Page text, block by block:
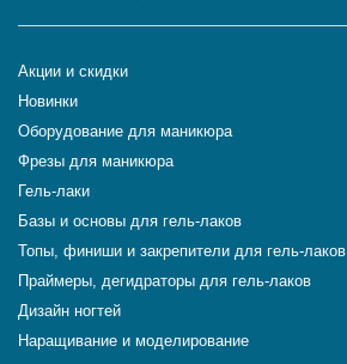
Акции и скидки
Новинки
Оборудование для маникюра
Фрезы для маникюра
Гель-лаки
Базы и основы для гель-лаков
Топы, финиши и закрепители для гель-лаков
Праймеры, дегидраторы для гель-лаков
Дизайн ногтей
Наращивание и моделирование